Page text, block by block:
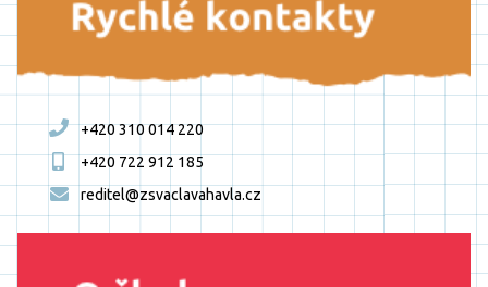
+420 310 014 220
+420 722 912 185
reditel@zsvaclavahavla.cz